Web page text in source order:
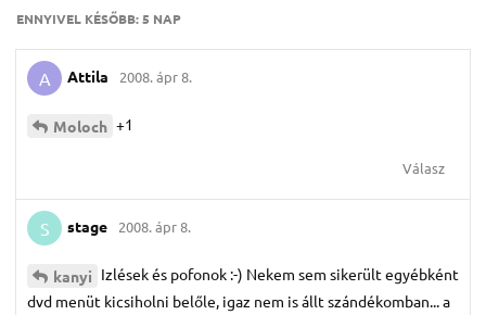
ENNYIVEL KÉSŐBB:5 NAP
A Attila 2008. ápr 8.
Moloch +1
Válasz
S stage 2008. ápr 8.
kanyi Izlések és pofonok :-) Nekem sem sikerült egyébként
dvd menüt kicsiholni belőle, igaz nem is állt szándékomban... a